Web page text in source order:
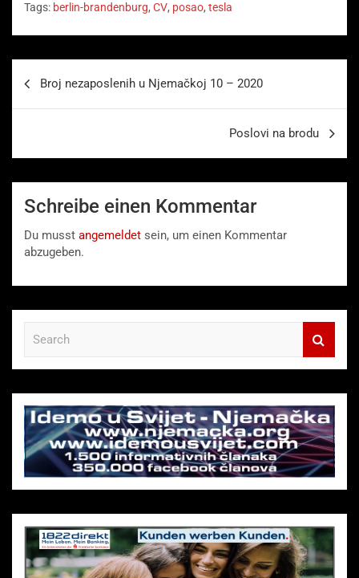
Tags: berlin-brandenburg, CV, posao, tesla
Broj nezaposlenih u Njemačkoj 10 – 2020
Poslovi na brodu
Schreibe einen Kommentar
Du musst angemeldet sein, um einen Kommentar
abzugeben.
c
h